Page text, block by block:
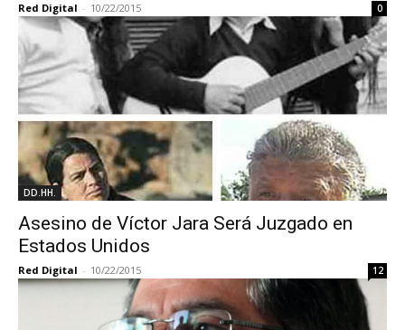
Red Digital - 10/22/2015 0
DD.HH.
Asesino de Víctor Jara Será Juzgado en
Estados Unidos
Red Digital - 10/22/2015 12